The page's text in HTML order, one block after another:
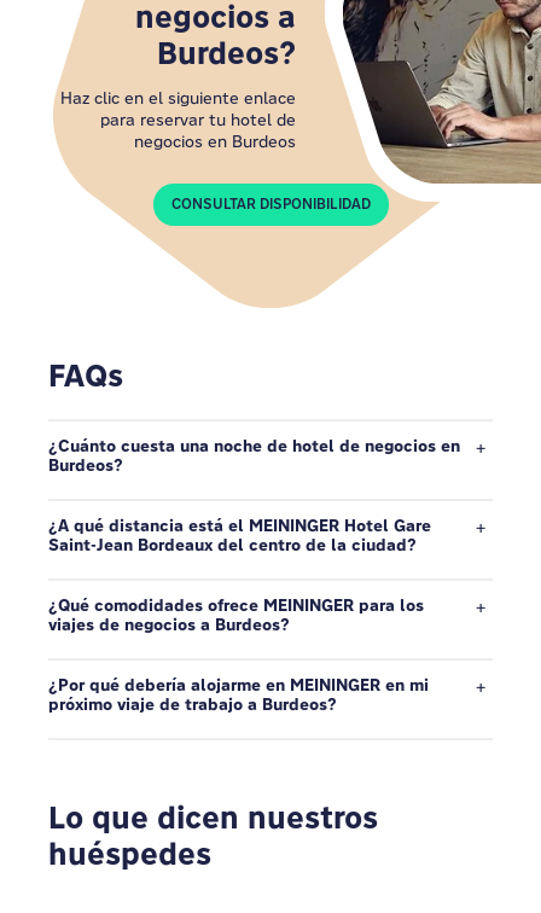
negocios a
Burdeos?
Haz clic en el siguiente enlace
para reservar tu hotel de
negocios en Burdeos
CONSULTAR DISPONIBILIDAD
FAQs
¿Cuánto cuesta una noche de hotel de negocios en
Burdeos?
¿A qué distancia está el MEININGER Hotel Gare
Saint-Jean Bordeaux del centro de la ciudad?
¿Qué comodidades ofrece MEININGER para los
viajes de negocios a Burdeos?
¿Por qué debería alojarme en MEININGER en mi
próximo viaje de trabajo a Burdeos?
Lo que dicen nuestros
huéspedes